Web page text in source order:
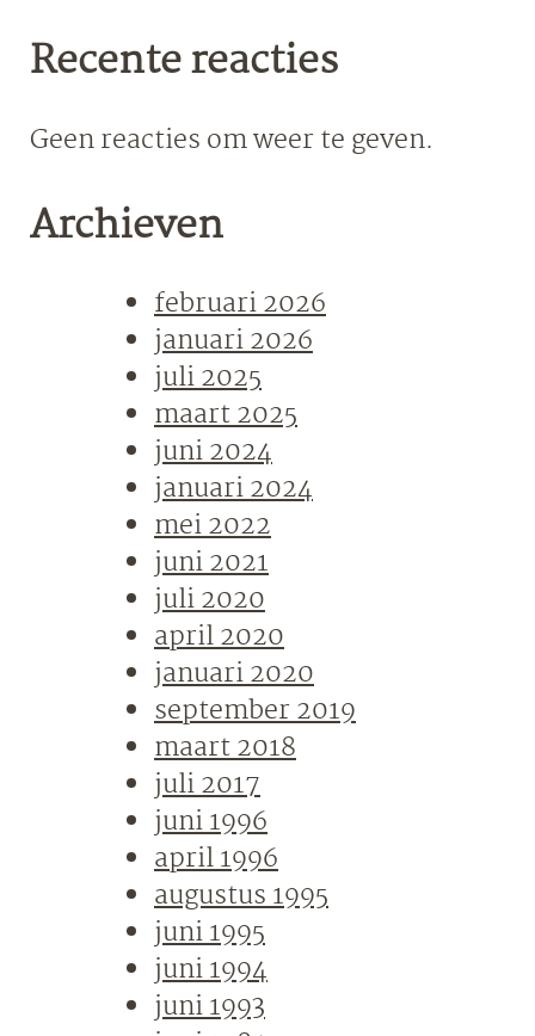
Recente reacties
Geen reacties om weer te geven.
Archieven
februari 2026
januari 2026
juli 2025
maart 2025
juni 2024
januari 2024
mei 2022
juni 2021
juli 2020
april 2020
januari 2020
september 2019
maart 2018
juli 2017
juni 1996
april 1996
augustus 1995
juni 1995
juni 1994
juni 1993